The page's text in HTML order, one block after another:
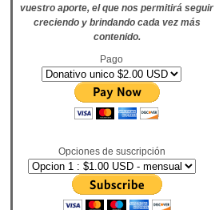
vuestro aporte, el que nos permitirá seguir
creciendo y brindando cada vez más
contenido.
Pago
Opciones de suscripción